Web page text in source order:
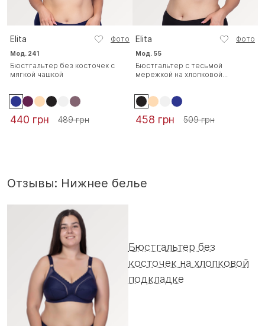
Elita Фото
Мод. 241
Бюстгальтер без косточек с
мягкой чашкой
440 грн 489 грн
Elita Фото
Мод. 55
Бюстгальтер с тесьмой
мережкой на хлопковой...
458 грн 509 грн
Отзывы: Нижнее белье
Бюстгальтер без
косточек на хлопковой
подкладке